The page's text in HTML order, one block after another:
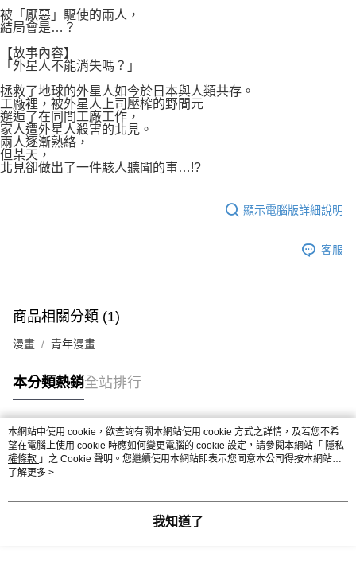
恩沛科技股份有限公司將有權停止該用戶之使用額度並採取法律行動。
被「厭惡」驅使的兩人，
結局會是…？
【故事內容】
「外星人不能消失嗎？」
拯救了地球的外星人如今於日本與人類共存。
工廠裡，被外星人上司壓榨的野間元
邂逅了在同間工廠工作，
家人遭外星人殺害的北見。
兩人逐漸熟絡，
但某天，
北見卻做出了一件駭人聽聞的事…!?
顯示電腦版詳細說明
客服
商品相關分類 (1)
漫畫 青年漫畫
本分類熱銷全站排行
熱門標籤
本網站中使用 cookie，欲查詢有關本網站使用 cookie 方式之詳情，及若您不希
望在電腦上使用 cookie 時應如何變更電腦的 cookie 設定，請參閱本網站「 隱私
權條款 」之 Cookie 聲明。您繼續使用本網站即表示您同意本公司得按本網站使
用條款之 Cookie 聲明使用 cookie。
了解更多 >
我知道了